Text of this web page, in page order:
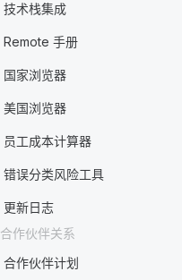
技术栈集成
Remote 手册
国家浏览器
美国浏览器
员工成本计算器
错误分类风险工具
更新日志
合作伙伴关系
合作伙伴计划